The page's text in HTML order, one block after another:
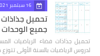
16 سبتمبر 2021
تحميل
جميع الوحدات
تحميل جذاذات فضاء الرياضيات
لدروس الرياضيات بالسنة الأولى